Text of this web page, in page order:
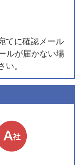
てに確認メール
ルが届かない場
い。